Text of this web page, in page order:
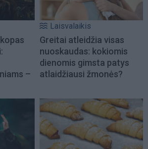
–
Laisvalaikis
Greitai atleidžia visas
nuoskaudas: kokiomis
dienomis gimsta patys
atlaidžiausi žmonės?